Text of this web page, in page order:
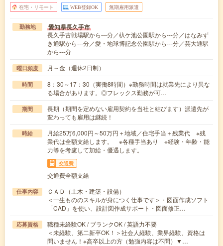
在宅・リモート WEB登録OK 無期雇用派遣
勤務地 愛知県長久手市
長久手古戦場駅から---分／杁ケ池公園駅から---分／はなみず
き通駅から---分／愛・地球博記念公園駅から---分／芸大通駅
から---分
曜日頻度 月～金（週休2日制）
時間
8：30～17：30（実働8時間）※勤務時間は就業先により異な
る場合があります。◎フレックス勤務が可…
期間
長期（期間を定めない雇用契約を当社と結びます）派遣先が
変わっても雇用は継続！
時給
月給25万6,000円～50万円＋地域／住宅手当＋残業代 ※残
業代は全額支給します。 ※各種手当あり ※経験・年齢・能
力等を考慮して加給・優遇します。
交通費
交通費全額支給
仕事内容
ＣＡＤ（土木・建築・設備）
＜一生もののスキルが身につく仕事です＞・図面作成ソフト
「CAD」を使い、設計図作成サポート・図面修正…
応募資格
職種未経験OK / ブランクOK / 英語力不要
＜未経験、第二新卒OK！＞社会人経験、業界経験、資格は
問いません！※高卒以上の方（勉強内容は不問）▼…